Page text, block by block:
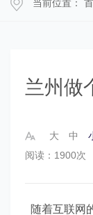
当前位置：
兰州做
大 中
阅读：1900次
随着互联网